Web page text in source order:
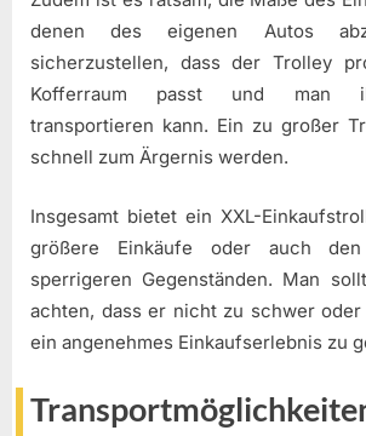
denen des eigenen Autos
sicherzustellen, dass der Trolley
Kofferraum passt und man
transportieren kann. Ein zu großer
schnell zum Ärgernis werden.
Insgesamt bietet ein XXL-
größere Einkäufe oder auch
sperrigeren Gegenständen. Man
achten, dass er nicht zu schwer
ein angenehmes Einkaufserlebnis zu